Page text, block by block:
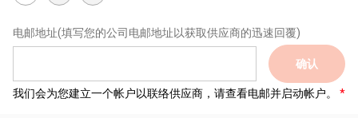
电邮地址(填写您的公司电邮地址以获取供应商的迅速回覆)
确认
我们会为您建立一个帐户以联络供应商，请查看电邮并启动帐户。